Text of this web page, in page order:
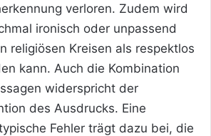
verloren. Zudem wird
ironisch oder unpassend
religiösen Kreisen als respektlos
kann. Auch die Kombination
widerspricht der
des Ausdrucks. Eine
Fehler trägt dazu bei, die